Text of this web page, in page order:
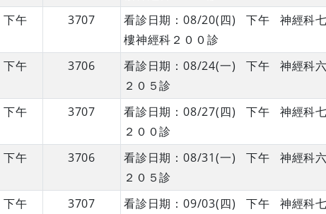
下午 3707
看診日期：08/20(四) 下午 神經科
樓神經科２００診
下午 3706
看診日期：08/24(一) 下午 神經科
２０５診
下午 3707
看診日期：08/27(四) 下午 神經科
２００診
下午 3706
看診日期：08/31(一) 下午 神經科
２０５診
下午 3707
看診日期：09/03(四) 下午 神經科